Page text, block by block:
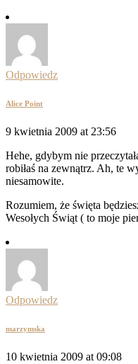
Odpowiedz
Alice Point
9 kwietnia 2009 at 23:56
Hehe, gdybym nie
robiłaś na zewnątrz. Ah, te
niesamowite.
Rozumiem, że święta
Wesołych Świąt ( to moje
Odpowiedz
marzymska
10 kwietnia 2009 at 09:08